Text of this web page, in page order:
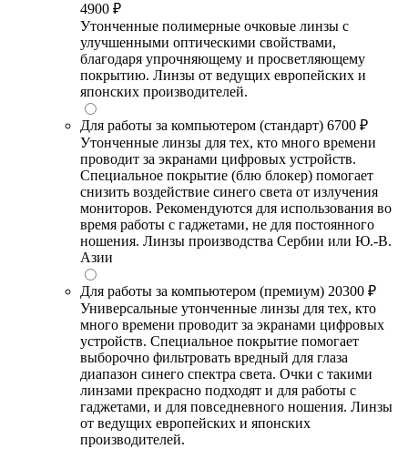
4900 ₽
Утонченные полимерные очковые линзы с
улучшенными оптическими свойствами,
благодаря упрочняющему и просветляющему
покрытию. Линзы от ведущих европейских и
японских производителей.
Для работы за компьютером (стандарт) 6700 ₽
Утонченные линзы для тех, кто много времени
проводит за экранами цифровых устройств.
Специальное покрытие (блю блокер) помогает
снизить воздействие синего света от излучения
мониторов. Рекомендуются для использования во
время работы с гаджетами, не для постоянного
ношения. Линзы производства Сербии или Ю.-В.
Азии
Для работы за компьютером (премиум) 20300 ₽
Универсальные утонченные линзы для тех, кто
много времени проводит за экранами цифровых
устройств. Специальное покрытие помогает
выборочно фильтровать вредный для глаза
диапазон синего спектра света. Очки с такими
линзами прекрасно подходят и для работы с
гаджетами, и для повседневного ношения. Линзы
от ведущих европейских и японских
производителей.